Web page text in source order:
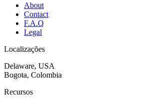
About
Contact
F.A.Q
Legal
Localizações
Delaware, USA
Bogota, Colombia
Recursos